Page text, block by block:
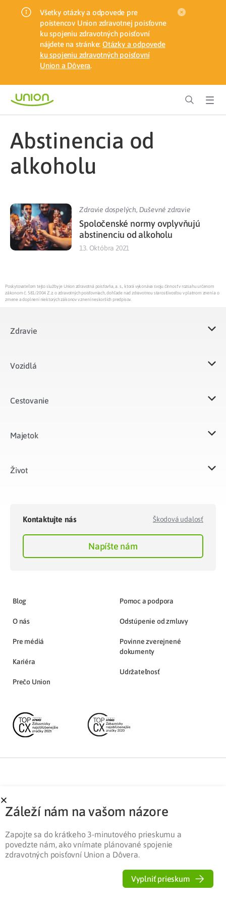
Všetky otázky a odpovede pre
poistencov Union zdravotnej poisťovne
ku spojeniu zdravotných poisťovní
nájdete na stránke: Otázky a odpovede
ku spojeniu zdravotných poisťovní
Union a Dôvera.
abstinencia od
alkoholu
Zdravie dospelých, Duševné zdravie
Spoločenské normy ovplyvňujú
abstinenciu od alkoholu
13. Októbra 2021
Poskytovateľom tejto služby je Union zdravotná poisťovňa, a. s., ktorá vykonáva svoju činnosť v rozsahu určenom
zákonom č. 581/2004 Z.z. o zdravotných poisťovniach, dohľade nad zdravotnou starostlivosťou v platnom znení a o
zmene a doplnení niektorých zákonov v znení neskorších predpisov.
Zdravie
Vozidlá​
Cestovanie
Majetok​
Život​
Kontaktujte nás Škodová udalosť
Napíšte nám
Blog
O nás
Pre médiá
Kariéra
Prečo Union
Pomoc a podpora
Odstúpenie od zmluvy
Povinne zverejnené
dokumenty
Udržateľnosť
Partnerská zóna Ochrana osobných údajov
Záleží nám na vašom názore
Zapojte sa do krátkeho 3-minutového prieskumu a
povedzte nám, ako vnímate plánované spojenie
zdravotných poisťovní Union a Dôvera.
Vyplniť prieskum